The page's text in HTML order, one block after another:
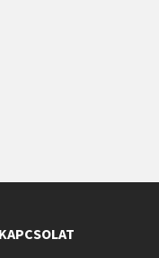
KAPCSOLAT